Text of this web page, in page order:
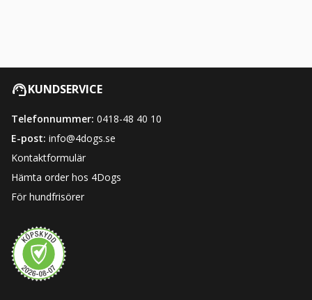
KUNDSERVICE
Telefonnummer: 0418-48 40 10
E-post: info@4dogs.se
Kontaktformulär
Hämta order hos 4Dogs
För hundfrisörer